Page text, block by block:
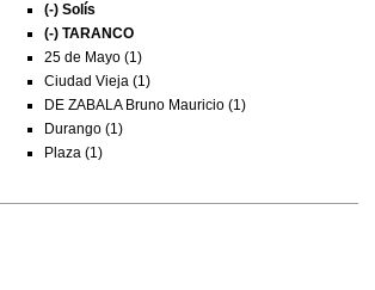
(-) Solís
(-) TARANCO
25 de Mayo (1)
Ciudad Vieja (1)
DE ZABALA Bruno Mauricio (1)
Durango (1)
Plaza (1)